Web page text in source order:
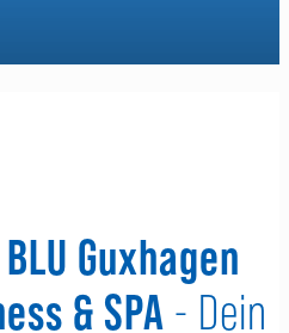
BLU Guxhagen
& SPA - Dein